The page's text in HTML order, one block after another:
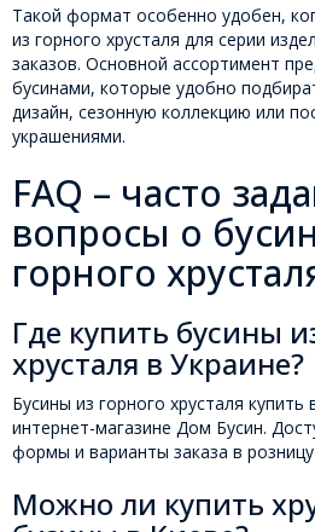
Такой формат особенно удобен,
из горного хрусталя для серии
заказов. Основной ассортимент
бусинами, которые удобно
дизайн, сезонную коллекцию или
украшениями.
FAQ – часто
вопросы о
горного
Где купить бусины
хрусталя в Украине?
Бусины из горного хрусталя
интернет-магазине Дом Бусин.
формы и варианты заказа в
Можно ли купить